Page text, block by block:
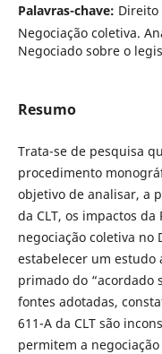
Palavras-chave: Direito
Negociação coletiva.
Negociado sobre o
Resumo
Trata-se de pesquisa
procedimento
objetivo de analisar, a
da CLT, os impactos
negociação coletiva no
estabelecer um estudo
primado do “acordado
fontes adotadas,
611-A da CLT são
permitem a